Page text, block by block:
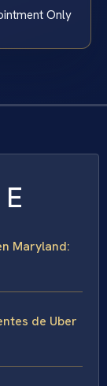
Only
Maryland:
de Uber